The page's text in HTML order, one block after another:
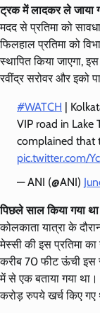
ट्रक में लादकर ले जाया
मदद से प्रतिमा को
फिलहाल प्रतिमा को
स्थापित किया जाएगा,
रवींद्र सरोवर और इको
#WATCH |
VIP road in Lake
complained that
pic.twitter.com/
— ANI (@ANI)
पिछले साल किया गया था
कोलकाता यात्रा के
मेस्सी की इस प्रतिमा
करीब 70 फीट ऊंची इस
में से एक बताया गया था।
करोड़ रुपये खर्च किए गए